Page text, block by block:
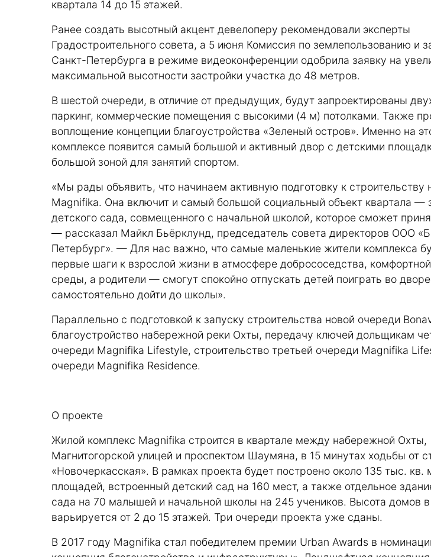
квартала 14 до 15 этажей.
Ранее создать высотный акцент девелоперу рекомендовали эксперты
Градостроительного совета, а 5 июня Комиссия по землепользованию и
Санкт-Петербурга в режиме видеоконференции одобрила заявку на
максимальной высотности застройки участка до 48 метров.
В шестой очереди, в отличие от предыдущих, будут запроектированы
паркинг, коммерческие помещения с высокими (4 м) потолками. Также
воплощение концепции благоустройства «Зеленый остров». Именно на
комплексе появится самый большой и активный двор с детскими
большой зоной для занятий спортом.
«Мы рады объявить, что начинаем активную подготовку к строительству
Magnifika. Она включит и самый большой социальный объект квартала —
детского сада, совмещенного с начальной школой, которое сможет
— рассказал Майкл Бьёрклунд, председатель совета директоров ООО
Петербург». — Для нас важно, что самые маленькие жители комплекса
первые шаги к взрослой жизни в атмосфере добрососедства,
среды, а родители — смогут спокойно отпускать детей поиграть во
самостоятельно дойти до школы».
Параллельно с подготовкой к запуску строительства новой очереди
благоустройство набережной реки Охты, передачу ключей дольщикам
очереди Magnifika Lifestyle, строительство третьей очереди Magnifika
очереди Magnifika Residence.
О проекте
Жилой комплекс Magnifika строится в квартале между набережной Охты,
Магнитогорской улицей и проспектом Шаумяна, в 15 минутах ходьбы от
«Новочеркасская». В рамках проекта будет построено около 135 тыс.
площадей, встроенный детский сад на 160 мест, а также отдельное
сада на 70 малышей и начальной школы на 245 учеников. Высота домов в
варьируется от 2 до 15 этажей. Три очереди проекта уже сданы.
В 2017 году Magnifika стал победителем премии Urban Awards в